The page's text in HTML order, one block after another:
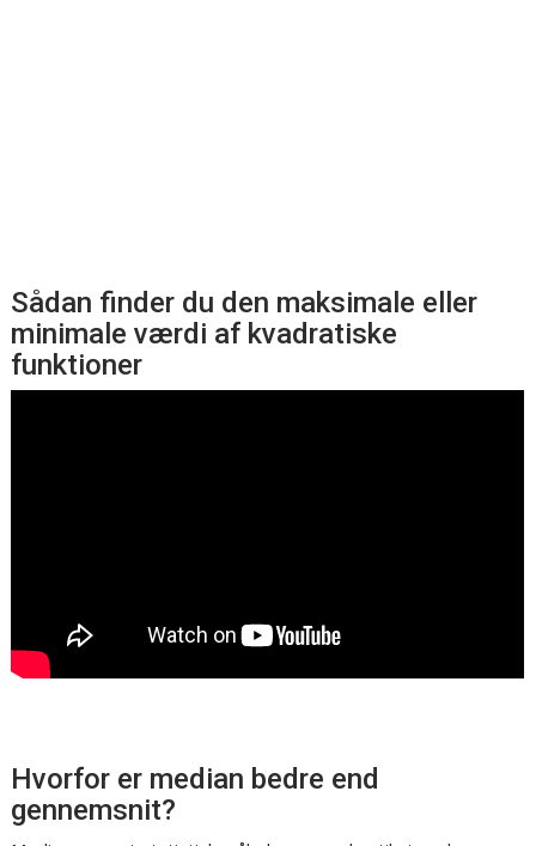
Sådan finder du den maksimale eller
minimale værdi af kvadratiske
funktioner
Hvorfor er median bedre end
gennemsnit?